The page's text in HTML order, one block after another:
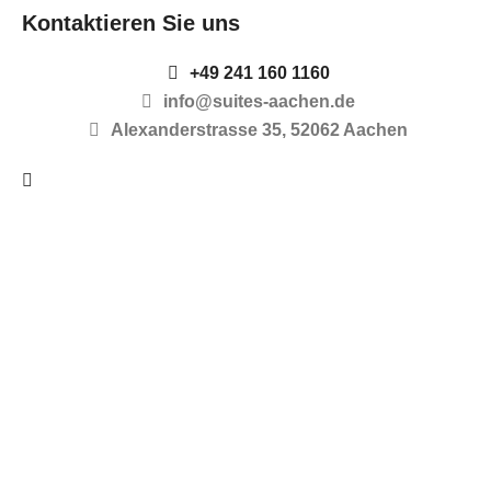
Kontaktieren Sie uns
+49 241 160 1160
info@suites-aachen.de
Alexanderstrasse 35, 52062 Aachen